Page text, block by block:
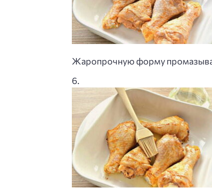
Жаропрочную форму